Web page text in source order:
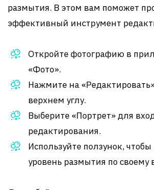
размытия. В этом вам поможет
эффективный инструмент
Откройте фотографию в
«Фото».
Нажмите на
верхнем углу.
Выберите «Портрет» для
редактирования.
Используйте ползунок, чтобы
уровень размытия по своему